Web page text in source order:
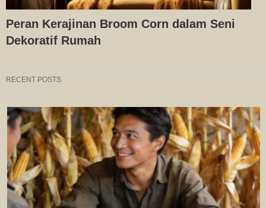
Peran Kerajinan Broom Corn dalam Seni
Dekoratif Rumah
RECENT POSTS